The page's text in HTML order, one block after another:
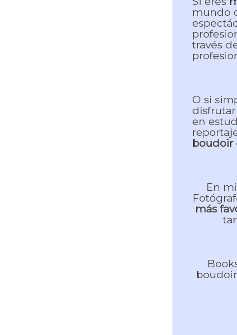
mundo
través
O si
en
boudoir
En
más